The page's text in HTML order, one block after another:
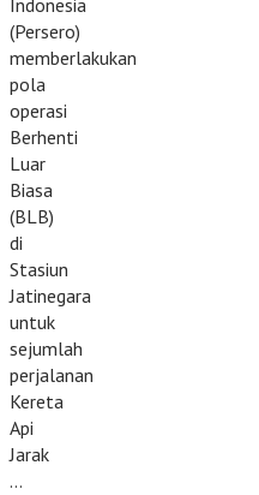
Indonesia
(Persero)
memberlakukan
pola
operasi
Berhenti
Luar
Biasa
(BLB)
di
Stasiun
Jatinegara
untuk
sejumlah
perjalanan
Kereta
Api
Jarak
…